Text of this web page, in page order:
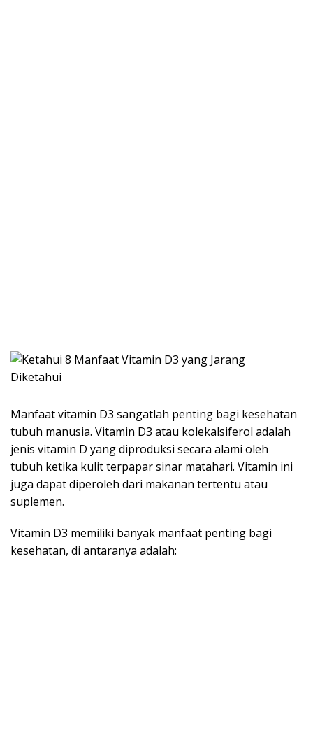
Manfaat vitamin D3 sangatlah penting bagi kesehatan
tubuh manusia. Vitamin D3 atau kolekalsiferol adalah
jenis vitamin D yang diproduksi secara alami oleh
tubuh ketika kulit terpapar sinar matahari. Vitamin ini
juga dapat diperoleh dari makanan tertentu atau
suplemen.
Vitamin D3 memiliki banyak manfaat penting bagi
kesehatan, di antaranya adalah: